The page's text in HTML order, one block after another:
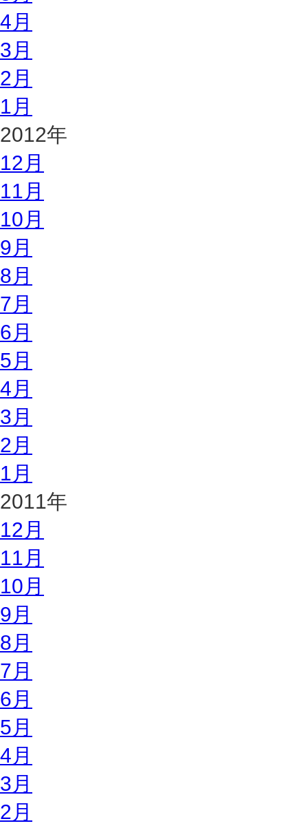
4月
3月
2月
1月
2012年
12月
11月
10月
9月
8月
7月
6月
5月
4月
3月
2月
1月
2011年
12月
11月
10月
9月
8月
7月
6月
5月
4月
3月
2月